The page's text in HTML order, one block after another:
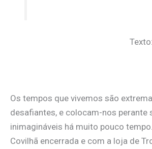
Os tempos que vivemos são
desafiantes, e colocam-nos perante
inimagináveis há muito pouco
Covilhã encerrada e com a loja de